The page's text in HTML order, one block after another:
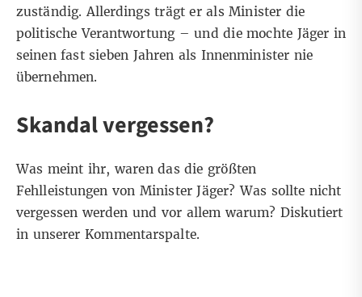
zuständig. Allerdings trägt er als Minister die
politische Verantwortung – und die mochte Jäger in
seinen fast sieben Jahren als Innenminister nie
übernehmen.
Skandal vergessen?
Was meint ihr, waren das die größten
Fehlleistungen von Minister Jäger? Was sollte nicht
vergessen werden und vor allem warum? Diskutiert
in unserer Kommentarspalte.